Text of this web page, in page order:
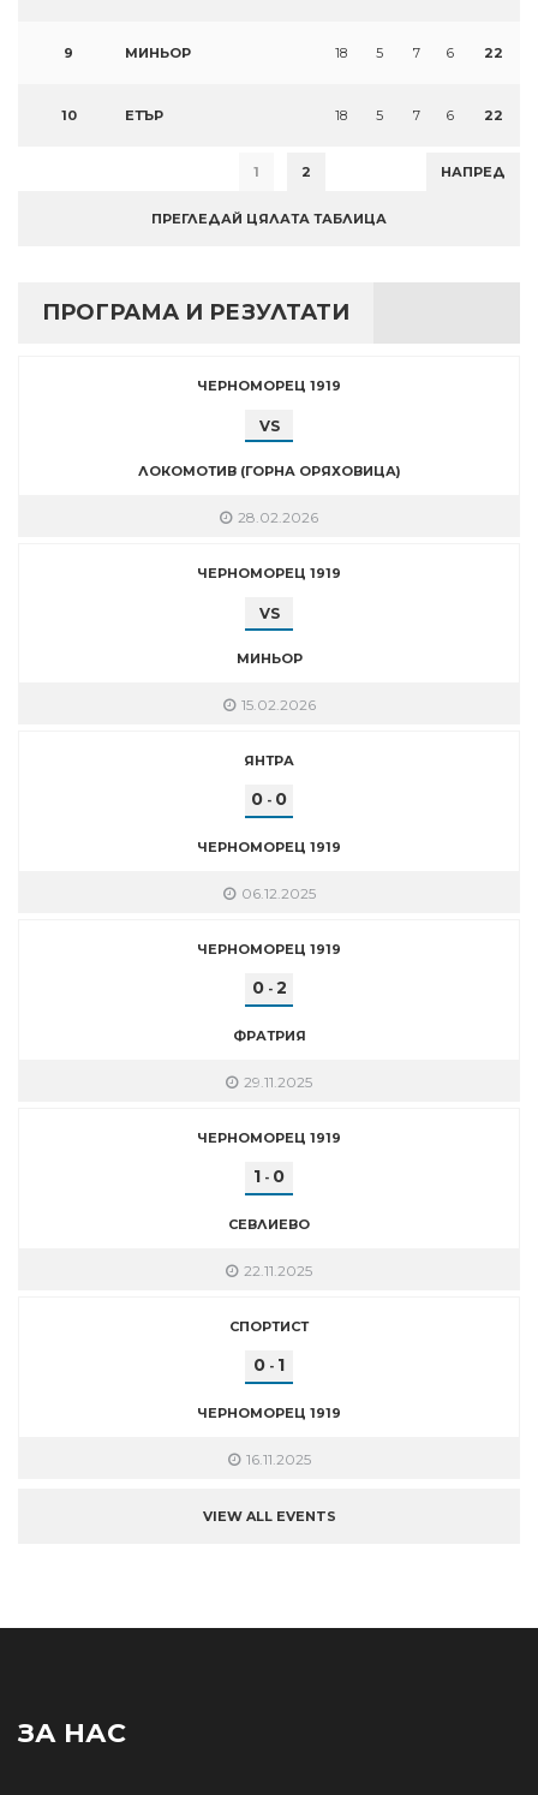
9 МИНЬОР 18 5 7 6 22
10 ЕТЪР 18 5 7 6 22
1 2 НАПРЕД
ПРЕГЛЕДАЙ ЦЯЛАТА ТАБЛИЦА
ПРОГРАМА И РЕЗУЛТАТИ
ЧЕРНОМОРЕЦ 1919
VS
ЛОКОМОТИВ (ГОРНА ОРЯХОВИЦА)
28.02.2026
ЧЕРНОМОРЕЦ 1919
VS
МИНЬОР
15.02.2026
ЯНТРА
0 - 0
ЧЕРНОМОРЕЦ 1919
06.12.2025
ЧЕРНОМОРЕЦ 1919
0- 2
ФРАТРИЯ
29.11.2025
ЧЕРНОМОРЕЦ 1919
1 - 0
СЕВЛИЕВО
22.11.2025
СПОРТИСТ
0 - 1
ЧЕРНОМОРЕЦ 1919
16.11.2025
VIEW ALL EVENTS
ЗА НАС